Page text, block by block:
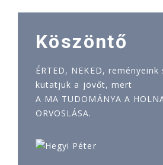
Köszöntő
ÉRTED, NEKED, reményeink
kutatjuk a jövőt, mert
A MA TUDOMÁNYA A
ORVOSLÁSA.